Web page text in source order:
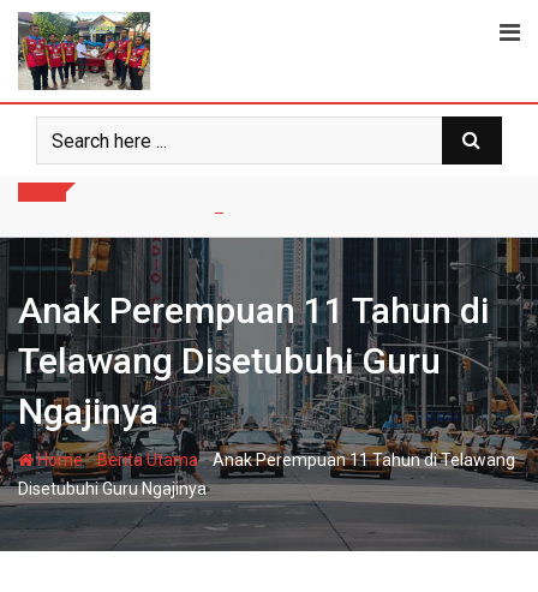
Skip
content
Anak Perempuan 11 Tahun di
Telawang Disetubuhi Guru
Ngajinya
Home-Berita Utama-Anak Perempuan 11 Tahun di Telawang
Disetubuhi Guru Ngajinya